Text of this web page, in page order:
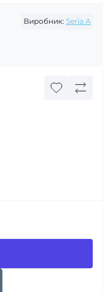
Виробник: Seria A